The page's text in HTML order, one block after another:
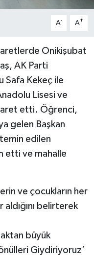
A- A+
Onikişubat
AK Parti
Safa Kekeç ile
Lisesi ve
etti. Öğrenci,
gelen Başkan
edilen
etti ve mahalle
ve çocukların her
belirterek
büyük
Giydiriyoruz’